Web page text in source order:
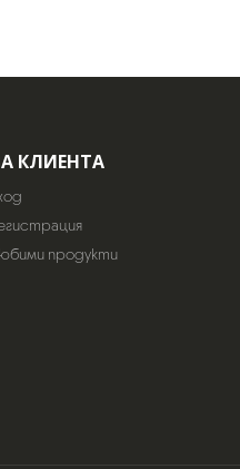
КЛИЕНТА
продукти